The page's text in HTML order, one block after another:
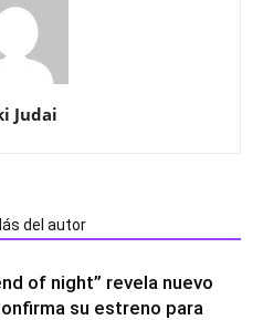
Judai
del autor
of night” revela nuevo
su estreno para